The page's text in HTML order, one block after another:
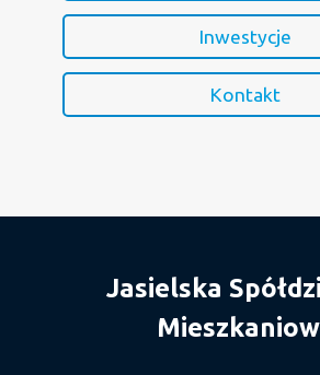
Inwestycje
Kontakt
Jasielska